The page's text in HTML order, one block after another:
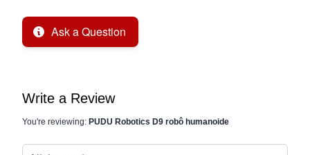
Ask a Question
Write a Review
You're reviewing: PUDU Robotics D9 robô humanoide